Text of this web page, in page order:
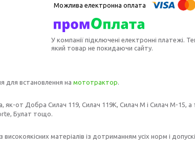
У компанії підключені електронні платежі.
який товар не покидаючи сайту.
для встановлення на мототрактор
от Добра Силач 119, Силач 119К, Силач М і Силач М-15, а
Булат тощо.
матеріалів із дотриманням усіх норм і